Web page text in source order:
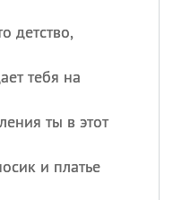
детство,
тебя на
ты в этот
и платье